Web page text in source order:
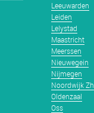
Leeuwarden
Leiden
Lelystad
Maastricht
Meerssen
Nieuwegein
Nijmegen
Noordwijk Zh
Oldenzaal
Oss